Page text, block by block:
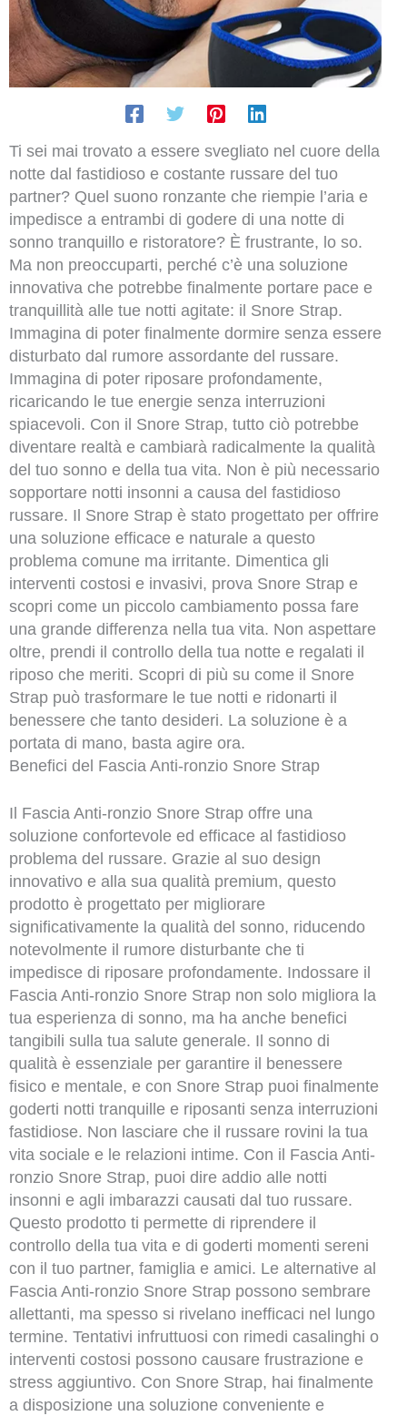
Ti sei mai trovato a essere svegliato nel cuore della
notte dal fastidioso e costante russare del tuo
partner? Quel suono ronzante che riempie l’aria e
impedisce a entrambi di godere di una notte di
sonno tranquillo e ristoratore? È frustrante, lo so.
Ma non preoccuparti, perché c’è una soluzione
innovativa che potrebbe finalmente portare pace e
tranquillità alle tue notti agitate: il Snore Strap.
Immagina di poter finalmente dormire senza essere
disturbato dal rumore assordante del russare.
Immagina di poter riposare profondamente,
ricaricando le tue energie senza interruzioni
spiacevoli. Con il Snore Strap, tutto ciò potrebbe
diventare realtà e cambiarà radicalmente la qualità
del tuo sonno e della tua vita. Non è più necessario
sopportare notti insonni a causa del fastidioso
russare. Il Snore Strap è stato progettato per offrire
una soluzione efficace e naturale a questo
problema comune ma irritante. Dimentica gli
interventi costosi e invasivi, prova Snore Strap e
scopri come un piccolo cambiamento possa fare
una grande differenza nella tua vita. Non aspettare
oltre, prendi il controllo della tua notte e regalati il
riposo che meriti. Scopri di più su come il Snore
Strap può trasformare le tue notti e ridonarti il
benessere che tanto desideri. La soluzione è a
portata di mano, basta agire ora.
Benefici del Fascia Anti-ronzio Snore Strap
Il Fascia Anti-ronzio Snore Strap offre una
soluzione confortevole ed efficace al fastidioso
problema del russare. Grazie al suo design
innovativo e alla sua qualità premium, questo
prodotto è progettato per migliorare
significativamente la qualità del sonno, riducendo
notevolmente il rumore disturbante che ti
impedisce di riposare profondamente. Indossare il
Fascia Anti-ronzio Snore Strap non solo migliora la
tua esperienza di sonno, ma ha anche benefici
tangibili sulla tua salute generale. Il sonno di
qualità è essenziale per garantire il benessere
fisico e mentale, e con Snore Strap puoi finalmente
goderti notti tranquille e riposanti senza interruzioni
fastidiose. Non lasciare che il russare rovini la tua
vita sociale e le relazioni intime. Con il Fascia Anti-
ronzio Snore Strap, puoi dire addio alle notti
insonni e agli imbarazzi causati dal tuo russare.
Questo prodotto ti permette di riprendere il
controllo della tua vita e di goderti momenti sereni
con il tuo partner, famiglia e amici. Le alternative al
Fascia Anti-ronzio Snore Strap possono sembrare
allettanti, ma spesso si rivelano inefficaci nel lungo
termine. Tentativi infruttuosi con rimedi casalinghi o
interventi costosi possono causare frustrazione e
stress aggiuntivo. Con Snore Strap, hai finalmente
a disposizione una soluzione conveniente e